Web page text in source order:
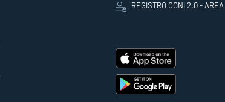
REGISTRO CONI 2.0 -